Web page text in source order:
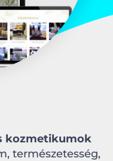
kozmetikumok
természetesség,